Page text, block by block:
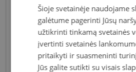
Akiniai moterims dažniausiai
dizaino elementais,
moterišką įvaizdį. Šiandien dienai
įvairovė leidžia akinių
Šioje svetainėje naudojame
galėtume pagerinti Jūsų
užtikrinti tinkamą svetainės
įvertinti svetainės
pritaikyti ir suasmeninti
Jūs galite sutikti su visais